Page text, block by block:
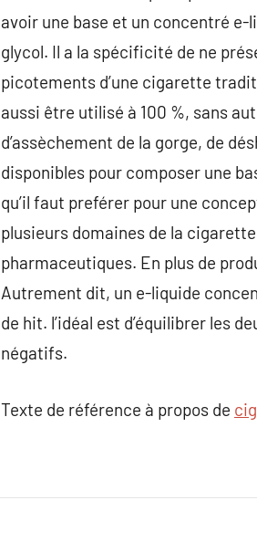
avoir une base et un concentré
glycol. Il a la spécificité de ne
picotements d’une cigarette
aussi être utilisé à 100 %, sans
d’assèchement de la gorge, de
disponibles pour composer une
qu’il faut preférer pour une
plusieurs domaines de la
pharmaceutiques. En plus de
Autrement dit, un e-liquide
de hit. l’idéal est d’équilibrer les
négatifs.
Texte de référence à propos de